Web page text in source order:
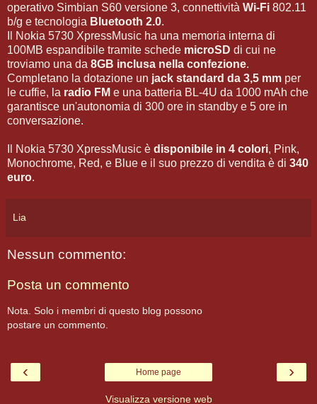
operativo Simbian S60 versione 3, connettività Wi-Fi 802.11
b/g e tecnologia Bluetooth 2.0.
Il Nokia 5730 XpressMusic ha una memoria interna di
100MB espandibile tramite schede microSD di cui ne
troviamo una da 8GB inclusa nella confezione.
Completano la dotazione un jack standard da 3,5 mm per
le cuffie, la radio FM e una batteria BL-4U da 1000 mAh che
garantisce un'autonomia di 300 ore in standby e 5 ore in
conversazione.
Il Nokia 5730 XpressMusic è disponibile in 4 colori, Pink,
Monochrome, Red, e Blue e il suo prezzo di vendita è di 340
euro.
Lia
Nessun commento:
Posta un commento
Nota. Solo i membri di questo blog possono
postare un commento.
‹ ›
Home page
Visualizza versione web